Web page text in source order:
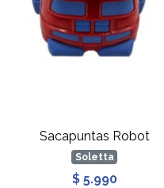
Sacapuntas Robot
Soletta
$ 5.990